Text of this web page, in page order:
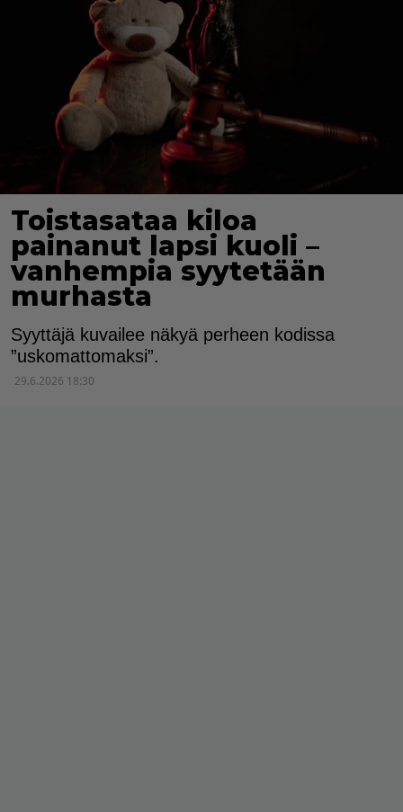
Toistasataa kiloa
painanut lapsi kuoli –
vanhempia syytetään
murhasta
Syyttäjä kuvailee näkyä perheen kodissa
”uskomattomaksi”.
29.6.2026 18:30